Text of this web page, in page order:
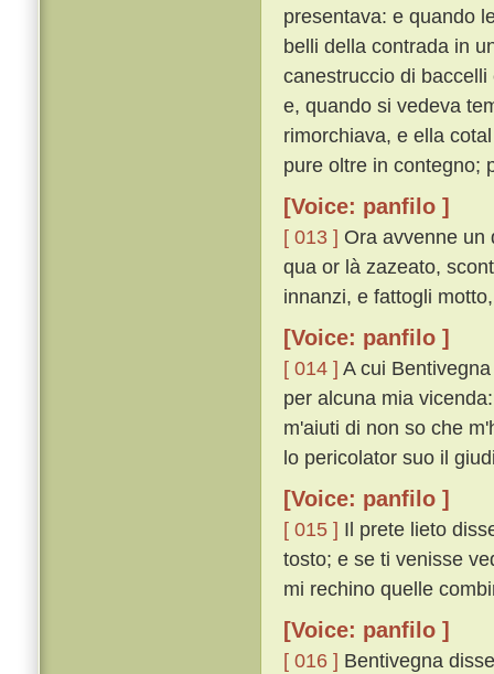
presentava: e quando
belli della contrada in
canestruccio di
e, quando si vedeva
rimorchiava, e ella
pure oltre in contegno;
[Voice: panfilo ]
[ 013 ] Ora avvenne un
qua or là zazeato,
innanzi, e fattogli
[Voice: panfilo ]
[ 014 ] A cui
per alcuna mia
m'aiuti di non so che
lo pericolator suo il
[Voice: panfilo ]
[ 015 ] Il prete lieto
tosto; e se ti venisse
mi rechino quelle
[Voice: panfilo ]
[ 016 ] Bentivegna